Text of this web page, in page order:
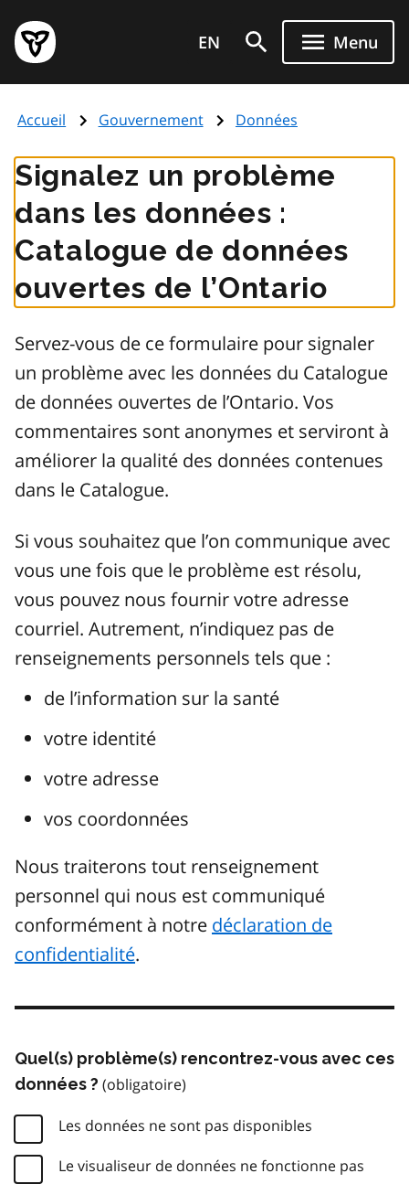
au
contenu
principal
Page
d'accueil
de
EN Menu
Accueil Gouvernement Données
Signalez un problème
dans les données :
Catalogue de données
ouvertes de l’Ontario
Servez-vous de ce formulaire pour signaler
un problème avec les données du Catalogue
de données ouvertes de l’Ontario. Vos
commentaires sont anonymes et serviront à
améliorer la qualité des données contenues
dans le Catalogue.
Si vous souhaitez que l’on communique avec
vous une fois que le problème est résolu,
vous pouvez nous fournir votre adresse
courriel. Autrement, n’indiquez pas de
renseignements personnels tels que :
de l’information sur la santé
votre identité
votre adresse
vos coordonnées
Nous traiterons tout renseignement
personnel qui nous est communiqué
conformément à notre déclaration de
confidentialité.
Quel(s) problème(s) rencontrez-vous avec ces
données ?
Les données ne sont pas disponibles
Le visualiseur de données ne fonctionne pas